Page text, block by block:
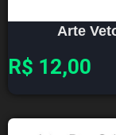
Arte
R$ 12,00